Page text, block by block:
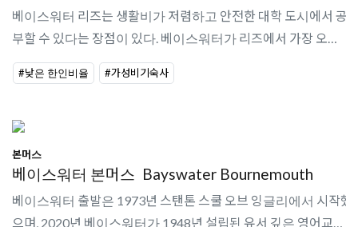
베이스워터 리즈는 생활비가 저렴하고 안전한 대학 도시에서 공
부할 수 있다는 장점이 있다. 베이스워터가 리즈에서 가장 오랜
역사의 사설어학원인 Leeds English Language School을 인수하
면서 베이스워터 리즈가 ..
#낮은 한인비율 #가성비기숙사
본머스
베이스워터 본머스 Bayswater Bournemouth
베이스워터 출발은 1973년 스탠톤 스쿨 오브 잉글리에서 시작했
으며, 2020년 베이스워터가 1948년 설립된 유서 깊은 영어교육